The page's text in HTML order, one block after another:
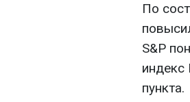
По
S&P
индекс
пункта.